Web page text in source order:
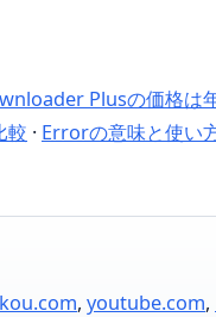
Plusの価格は
較 · Errorの意味と使い
, youtube.com,